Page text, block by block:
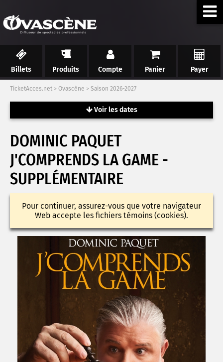
Billets Produits Compte Panier Payer
TicketAcces.net > Ovascène > Saison 2026-2027
Voir les dates
DOMINIC PAQUET
J'COMPRENDS LA GAME -
SUPPLÉMENTAIRE
Pour continuer, assurez-vous que votre navigateur
Web accepte les fichiers témoins (cookies).